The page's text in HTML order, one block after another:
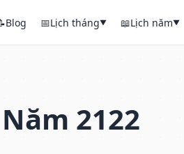
Blog 📅Lịch tháng▼ 📖Lịch năm▼
2122